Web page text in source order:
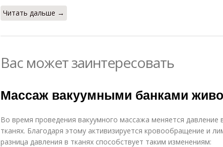
Читать дальше →
Вас может заинтересовать
Массаж вакуумными банками
Во время проведения вакуумного массажа меняется давление
тканях. Благодаря этому активизируется кровообращение и
разница давления в тканях способствует таким изменениям: